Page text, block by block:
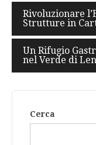
articoli
Rivoluzionare
Strutture in
Un Rifugio
nel Verde di
Cerca